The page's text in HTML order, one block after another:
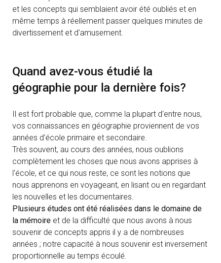
et les concepts qui semblaient avoir été oubliés et en
même temps à réellement passer quelques minutes de
divertissement et d'amusement.
Quand avez-vous étudié la
géographie pour la dernière fois?
Il est fort probable que, comme la plupart d'entre nous,
vos connaissances en géographie proviennent de vos
années d'école primaire et secondaire.
Très souvent, au cours des années, nous oublions
complètement les choses que nous avons apprises à
l'école, et ce qui nous reste, ce sont les notions que
nous apprenons en voyageant, en lisant ou en regardant
les nouvelles et les documentaires.
Plusieurs études ont été réalisées dans le domaine de
la mémoire et de la difficulté que nous avons à nous
souvenir de concepts appris il y a de nombreuses
années ; notre capacité à nous souvenir est inversement
proportionnelle au temps écoulé.